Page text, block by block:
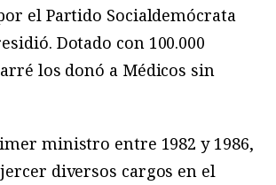
el Partido Socialdemócrata
Dotado con 100.000
los donó a Médicos sin
ministro entre 1982 y 1986,
diversos cargos en el